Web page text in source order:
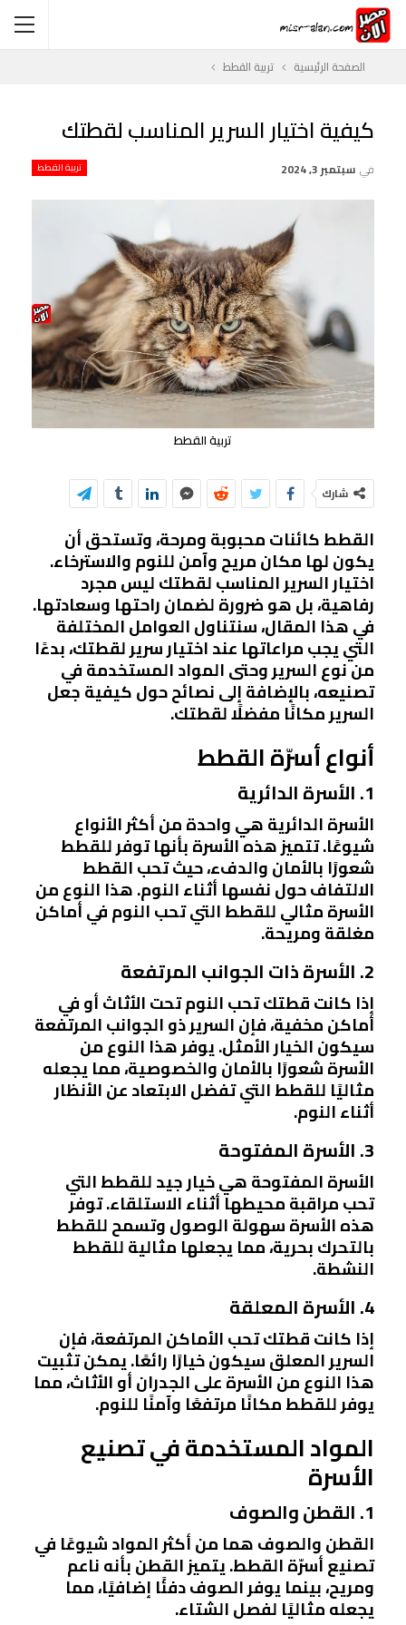
الصفحة الرئيسية تربية القطط
كيفية اختيار السرير المناسب لقطتك
تربية القطط في سبتمبر 3, 2024
تربية القطط
شارك
القطط كائنات محبوبة ومرحة، وتستحق أن
يكون لها مكان مريح وآمن للنوم والاسترخاء.
اختيار السرير المناسب لقطتك ليس مجرد
رفاهية، بل هو ضرورة لضمان راحتها وسعادتها.
في هذا المقال، سنتناول العوامل المختلفة
التي يجب مراعاتها عند اختيار سرير لقطتك، بدءًا
من نوع السرير وحتى المواد المستخدمة في
تصنيعه، بالإضافة إلى نصائح حول كيفية جعل
السرير مكانًا مفضلًا لقطتك.
أنواع أسرّة القطط
1. الأسرة الدائرية
الأسرة الدائرية هي واحدة من أكثر الأنواع
شيوعًا. تتميز هذه الأسرة بأنها توفر للقطط
شعورًا بالأمان والدفء، حيث تحب القطط
الالتفاف حول نفسها أثناء النوم. هذا النوع من
الأسرة مثالي للقطط التي تحب النوم في أماكن
مغلقة ومريحة.
2. الأسرة ذات الجوانب المرتفعة
إذا كانت قطتك تحب النوم تحت الأثاث أو في
أماكن مخفية، فإن السرير ذو الجوانب المرتفعة
سيكون الخيار الأمثل. يوفر هذا النوع من
الأسرة شعورًا بالأمان والخصوصية، مما يجعله
مثاليًا للقطط التي تفضل الابتعاد عن الأنظار
أثناء النوم.
3. الأسرة المفتوحة
الأسرة المفتوحة هي خيار جيد للقطط التي
تحب مراقبة محيطها أثناء الاستلقاء. توفر
هذه الأسرة سهولة الوصول وتسمح للقطط
بالتحرك بحرية، مما يجعلها مثالية للقطط
النشطة.
4. الأسرة المعلقة
إذا كانت قطتك تحب الأماكن المرتفعة، فإن
السرير المعلق سيكون خيارًا رائعًا. يمكن تثبيت
هذا النوع من الأسرة على الجدران أو الأثاث، مما
يوفر للقطط مكانًا مرتفعًا وآمنًا للنوم.
المواد المستخدمة في تصنيع
الأسرة
1. القطن والصوف
القطن والصوف هما من أكثر المواد شيوعًا في
تصنيع أسرّة القطط. يتميز القطن بأنه ناعم
ومريح، بينما يوفر الصوف دفئًا إضافيًا، مما
يجعله مثاليًا لفصل الشتاء.